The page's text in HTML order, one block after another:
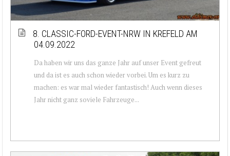
8. CLASSIC-FORD-EVENT-NRW IN KREFELD AM
04.09.2022
Da haben wir uns das ganze Jahr auf unser Event gefreut
und da ist es auch schon wieder vorbei. Um es kurz zu
machen: es war mal wieder fantastisch! Auch wenn dieses
Jahr nicht ganz soviele Fahrzeuge...